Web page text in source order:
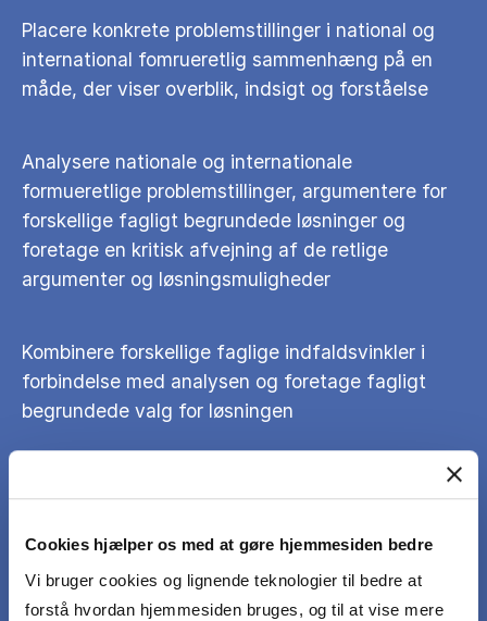
Cookies hjælper os med at gøre hjemmesiden bedre
Vi bruger cookies og lignende teknologier til bedre at
forstå hvordan hjemmesiden bruges, og til at vise mere
Placere konkrete problemstillinger i national og
international fomrueretlig sammenhæng på en
måde, der viser overblik, indsigt og forståelse
Analysere nationale og internationale
formueretlige problemstillinger, argumentere for
forskellige fagligt begrundede løsninger og
foretage en kritisk afvejning af de retlige
argumenter og løsningsmuligheder
Kombinere forskellige faglige indfaldsvinkler i
forbindelse med analysen og foretage fagligt
begrundede valg for løsningen
viser overblik, indsigt og forståelse for fagets
problemstillinger